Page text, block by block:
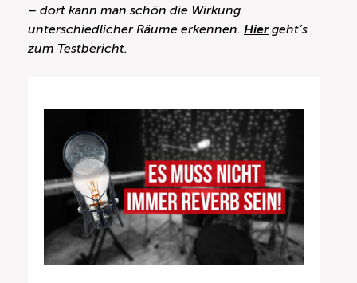
– dort kann man schön die Wirkung
unterschiedlicher Räume erkennen. Hiergeht’s
zum Testbericht.